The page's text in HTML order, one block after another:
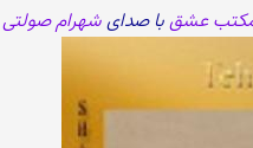
عشقبا صدایشهرام صولتی